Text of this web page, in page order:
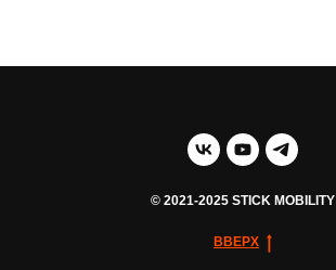
© 2021-2025 STICK MOBILITY
ВВЕРХ